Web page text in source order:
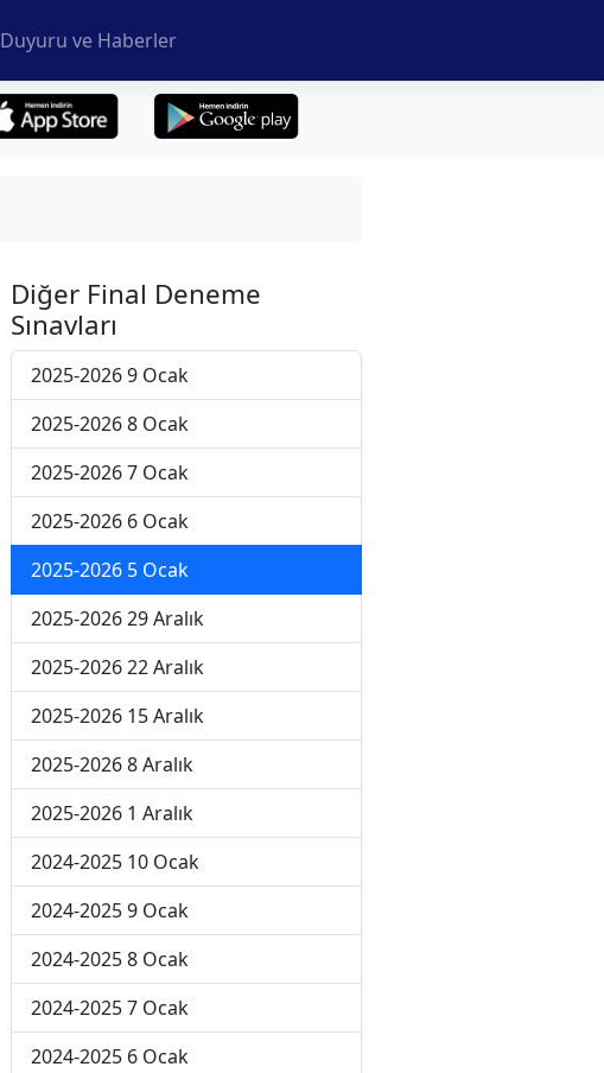
Duyuru ve Haberler
Diğer Final Deneme
Sınavları
2025-2026 9 Ocak
2025-2026 8 Ocak
2025-2026 7 Ocak
2025-2026 6 Ocak
2025-2026 5 Ocak
2025-2026 29 Aralık
2025-2026 22 Aralık
2025-2026 15 Aralık
2025-2026 8 Aralık
2025-2026 1 Aralık
2024-2025 10 Ocak
2024-2025 9 Ocak
2024-2025 8 Ocak
2024-2025 7 Ocak
2024-2025 6 Ocak